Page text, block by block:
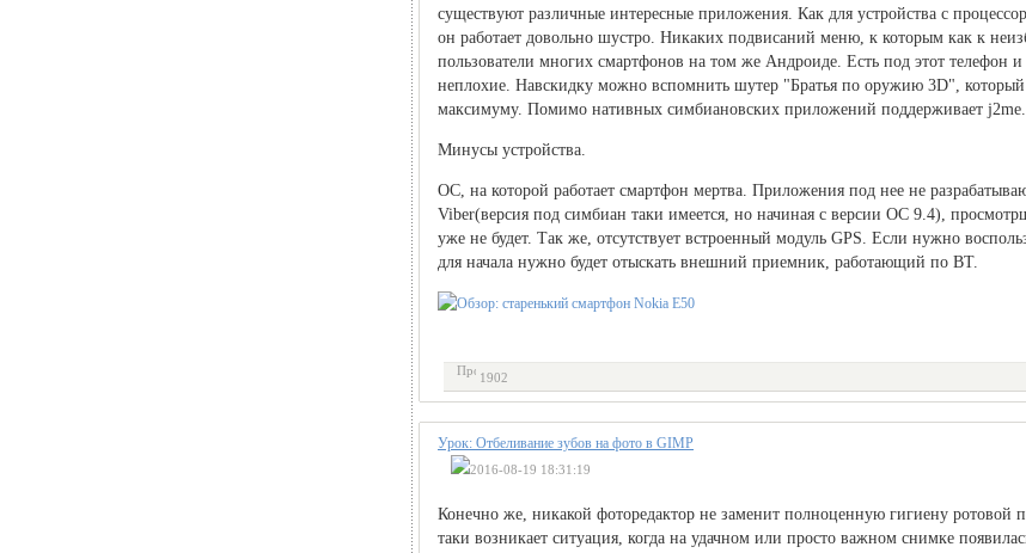
существуют различные интересные приложения. Как для устройства с
он работает довольно шустро. Никаких подвисаний меню, к которым как к
пользователи многих смартфонов на том же Андроиде. Есть под этот телефон
неплохие. Навскидку можно вспомнить шутер "Братья по оружию 3D",
максимуму. Помимо нативных симбиановских приложений поддерживает j2me.
Минусы устройства.
ОС, на которой работает смартфон мертва. Приложения под нее не
Viber(версия под симбиан таки имеется, но начиная с версии ОС 9.4),
уже не будет. Так же, отсутствует встроенный модуль GPS. Если нужно
для начала нужно будет отыскать внешний приемник, работающий по BT.
1902
Урок: Отбеливание зубов на фото в GIMP
2016-08-19 18:31:19
Конечно же, никакой фоторедактор не заменит полноценную гигиену ротовой
таки возникает ситуация, когда на удачном или просто важном снимке